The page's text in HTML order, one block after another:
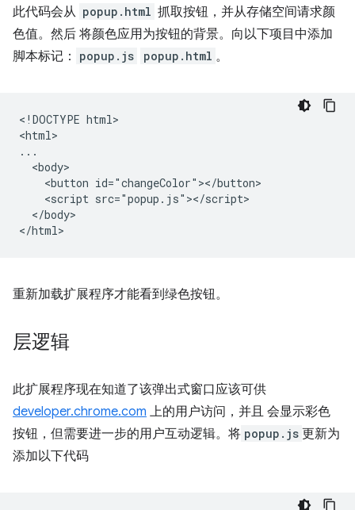
此代码会从 popup.html 抓取按钮，并从存储空间请求颜
色值。然后 将颜色应用为按钮的背景。向以下项目中添加
脚本标记：
popup.js popup.html 。
<!DOCTYPE html>
<html>
...
  <body>
    <button id="changeColor"></button>
    <script src="popup.js"></script>
  </body>
重新加载扩展程序才能看到绿色按钮。
层逻辑
此扩展程序现在知道了该弹出式窗口应该可供
developer.chrome.com 上的用户访问，并且 会显示彩色
按钮，但需要进一步的用户互动逻辑。将 popup.js 更新为
添加以下代码